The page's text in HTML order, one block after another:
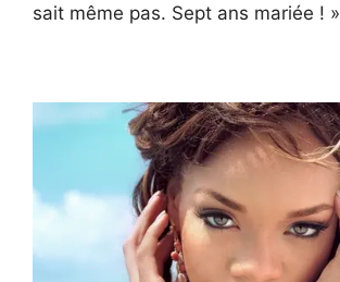
sait même pas. Sept ans mariée ! »